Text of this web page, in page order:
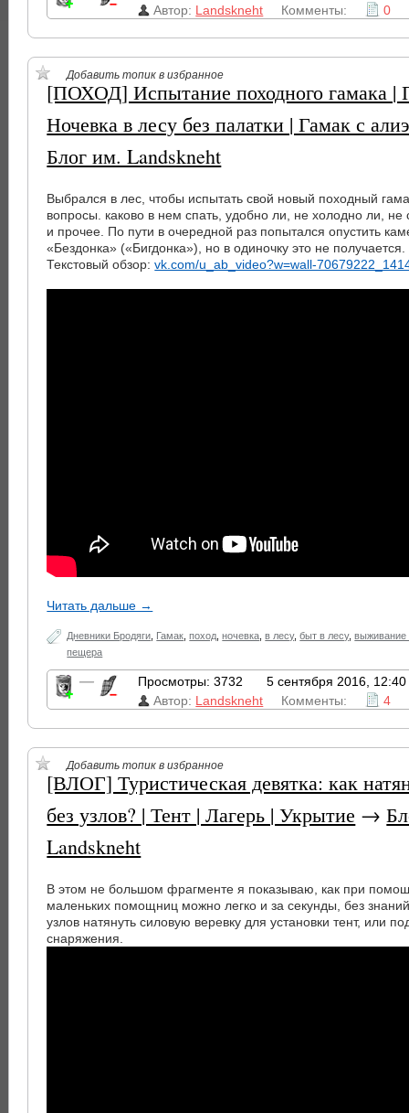
Автор: Landskneht Комменты: 0
Добавить топик в избранное
[ПОХОД] Испытание походного гамака |
Ночевка в лесу без палатки | Гамак с
Блог им. Landskneht
Выбрался в лес, чтобы испытать свой новый походный
вопросы. каково в нем спать, удобно ли, не холодно ли, не
и прочее. По пути в очередной раз попытался опустить
«Бездонка» («Бигдонка»), но в одиночку это не получается.
Текстовый обзор:vk.com/u_ab_video?w=wall-
Читать дальше →
Дневники Бродяги Гамак ,поход ,ночевка ,в лесу,быт в лесу,выживание
пещера
— Просмотры: 3732
5 сентября 2016, 12:40
Автор: Landskneht Комменты: 4
Добавить топик в избранное
[ВЛОГ] Туристическая девятка: как
без узлов? | Тент | Лагерь | Укрытие →
Landskneht
В этом не большом фрагменте я показываю, как при
маленьких помощниц можно легко и за секунды, без
узлов натянуть силовую веревку для установки тент, или
снаряжения.